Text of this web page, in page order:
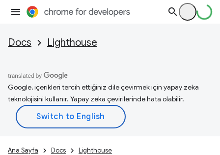
Docs Lighthouse
Google, içerikleri tercih ettiğiniz dile çevirmek için yapay zeka
teknolojisini kullanır. Yapay zeka çevirilerinde hata olabilir.
Ana Sayfa Docs
Lighthouse